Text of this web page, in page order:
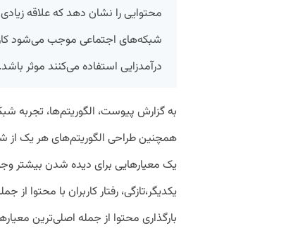
محتوایی را نشان دهد که علاقه
شبکه‌های اجتماعی موجب می‌شود
درآمدزایی استفاده می‌کنند موثر باشد.
به گزارش پیوست، الگوریتم‌ها، تجربه
همچنین طراحی الگوریتم‌های هر یک از
یک معیارهایی برای دیده شدن بیشتر
یکدیگر،تازگی، رفتار کاربران با محتوا
بارگذاری محتوا از جمله اصلی‌ترین